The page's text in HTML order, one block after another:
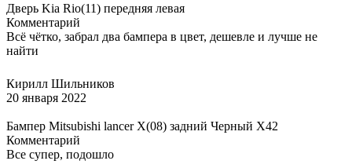
Дверь Kia Rio(11) передняя левая
Комментарий
Всё чётко, забрал два бампера в цвет, дешевле и лучше не
найти
Кирилл Шильников
20 января 2022
Бампер Mitsubishi lancer X(08) задний Черный X42
Комментарий
Все супер, подошло